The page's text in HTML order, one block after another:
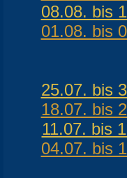
08.08. bis
01.08. bis
25.07. bis
18.07. bis
11.07. bis
04.07. bis